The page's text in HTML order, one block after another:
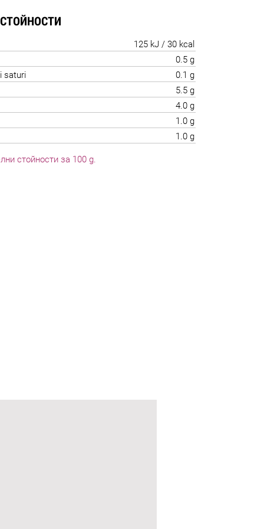
125 kJ / 30 kcal
0.5 g
saturi
0.1 g
5.5 g
4.0 g
1.0 g
1.0 g
стойности за 100 g.